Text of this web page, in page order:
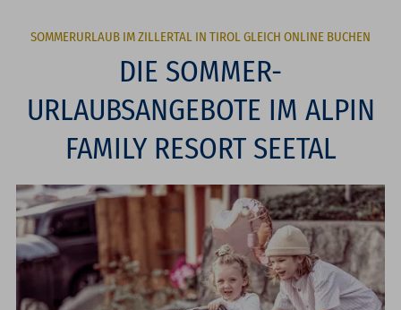
SOMMERURLAUB IM ZILLERTAL IN TIROL GLEICH ONLINE BUCHEN
DIE SOMMER-
URLAUBSANGEBOTE IM ALPIN
FAMILY RESORT SEETAL